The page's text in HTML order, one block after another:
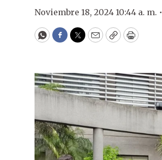
Noviembre 18, 2024 10:44 a. m. •
WhatsApp
Facebook
Twitter
EmailCopyPrint